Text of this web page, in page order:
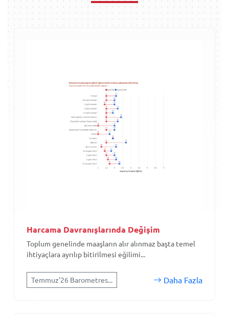
Harcama Davranışlarında Değişim
Toplum genelinde maaşların alır alınmaz başta temel
ihtiyaçlara ayrılıp bitirilmesi eğilimi...
Temmuz'26 Barometres... Daha Fazla